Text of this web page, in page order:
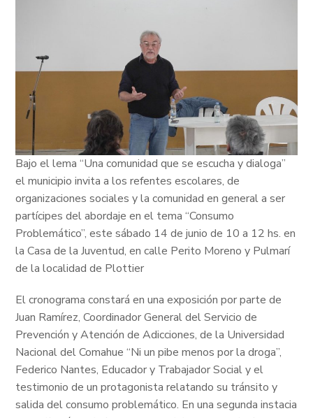
Bajo el lema “Una comunidad que se escucha y dialoga”
el municipio invita a los refentes escolares, de
organizaciones sociales y la comunidad en general a ser
partícipes del abordaje en el tema “Consumo
Problemático”, este sábado 14 de junio de 10 a 12 hs. en
la Casa de la Juventud, en calle Perito Moreno y Pulmarí
de la localidad de Plottier
El cronograma constará en una exposición por parte de
Juan Ramírez, Coordinador General del Servicio de
Prevención y Atención de Adicciones, de la Universidad
Nacional del Comahue “Ni un pibe menos por la droga”,
Federico Nantes, Educador y Trabajador Social y el
testimonio de un protagonista relatando su tránsito y
salida del consumo problemático. En una segunda instacia